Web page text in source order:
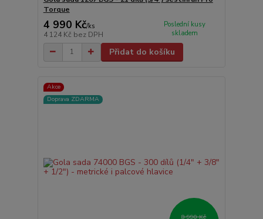
Torque
4 990 Kč/ks
4 124 Kč bez DPH
Poslední kusy
skladem
Přidat do košíku
Akce
Doprava ZDARMA
8 990 Kč